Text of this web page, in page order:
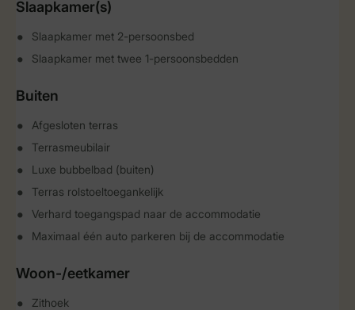
Slaapkamer(s)
Slaapkamer met 2-persoonsbed
Slaapkamer met twee 1-persoonsbedden
Buiten
Afgesloten terras
Terrasmeubilair
Luxe bubbelbad (buiten)
Terras rolstoeltoegankelijk
Verhard toegangspad naar de accommodatie
Maximaal één auto parkeren bij de accommodatie
Woon-/eetkamer
Zithoek